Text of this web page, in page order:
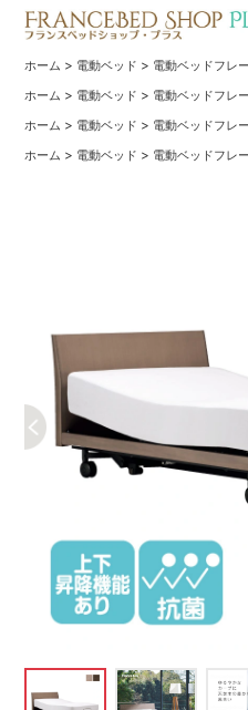
ホーム > 電動ベッド > 電動ベッドフレ
ホーム > 電動ベッド > 電動ベッドフレ
ホーム > 電動ベッド > 電動ベッドフレ
ホーム > 電動ベッド > 電動ベッドフレ